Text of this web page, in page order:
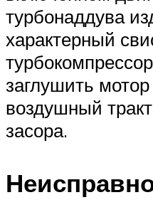
турбонаддува
характерный
заглушить
воздушный
засора.